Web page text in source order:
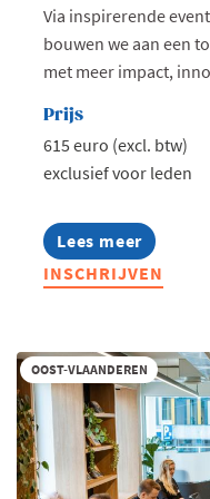
Via inspirerende
bouwen we aan een
met meer impact,
Prijs
615 euro (excl. btw)
exclusief voor leden
Lees meer
about
Life
Sciences
INSCHRIJVEN
OOST-VLAANDEREN